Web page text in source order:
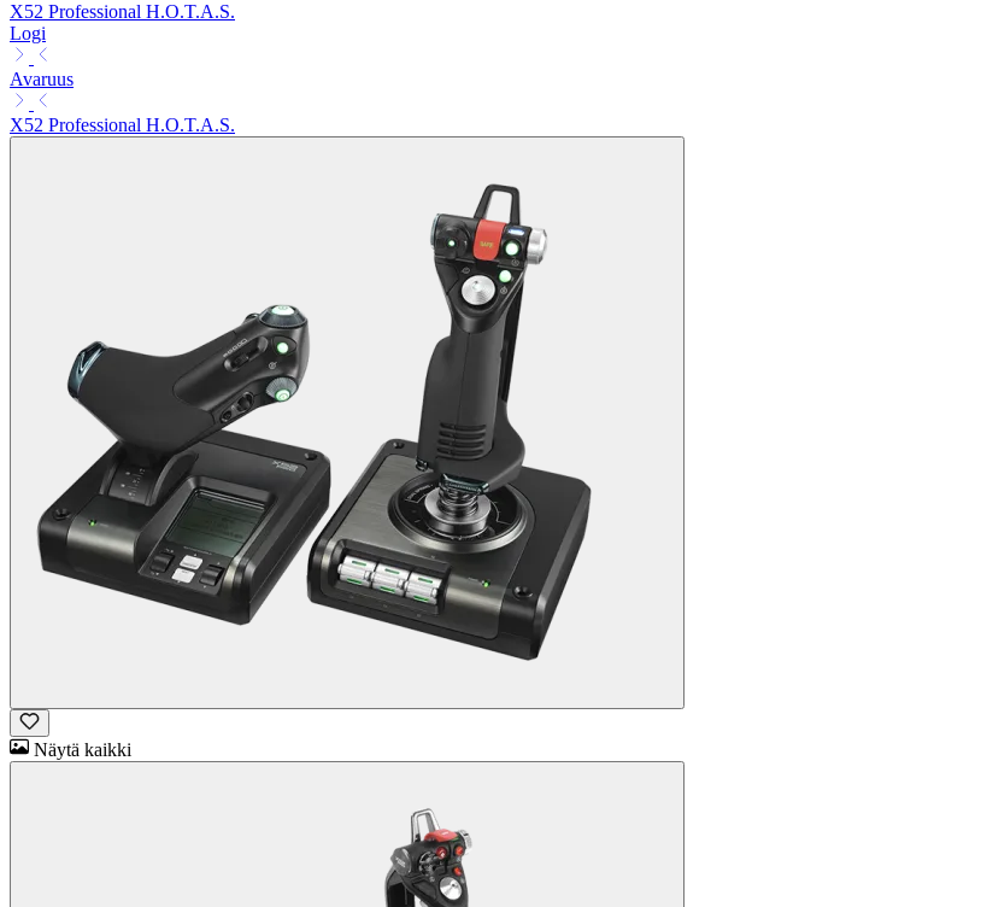
X52 Professional H.O.T.A.S.
Logi
Avaruus
X52 Professional H.O.T.A.S.
Näytä kaikki